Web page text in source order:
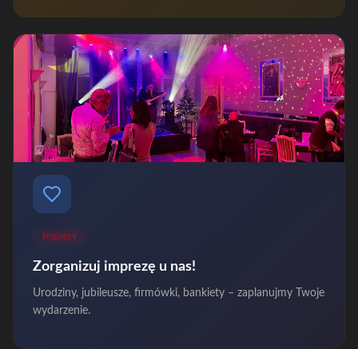
Imprezy
Zorganizuj imprezę u nas!
Urodziny, jubileusze, firmówki, bankiety – zaplanujmy Twoje
wydarzenie.